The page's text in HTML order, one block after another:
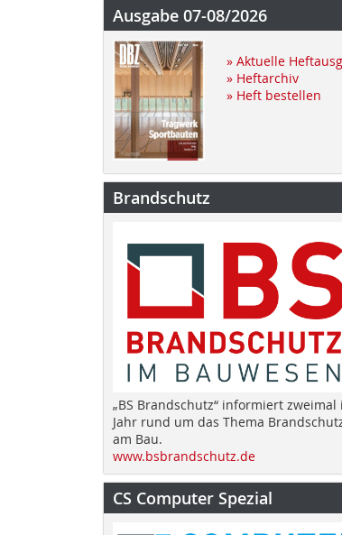
Ausgabe 07-08/2026
» Aktuelle
» Heftarchiv
» Heft bestellen
Brandschutz
„BS Brandschutz“ informiert zweimal
Jahr rund um das Thema
am Bau.
www.bsbrandschutz.de
CS Computer Spezial